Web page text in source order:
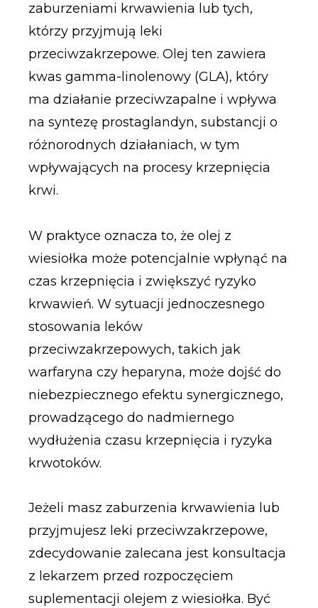
zaburzeniami krwawienia lub tych,
którzy przyjmują leki
przeciwzakrzepowe. Olej ten zawiera
kwas gamma-linolenowy (GLA), który
ma działanie przeciwzapalne i wpływa
na syntezę prostaglandyn, substancji o
różnorodnych działaniach, w tym
wpływających na procesy krzepnięcia
krwi.
W praktyce oznacza to, że olej z
wiesiołka może potencjalnie wpłynąć na
czas krzepnięcia i zwiększyć ryzyko
krwawień. W sytuacji jednoczesnego
stosowania leków
przeciwzakrzepowych, takich jak
warfaryna czy heparyna, może dojść do
niebezpiecznego efektu synergicznego,
prowadzącego do nadmiernego
wydłużenia czasu krzepnięcia i ryzyka
krwotoków.
Jeżeli masz zaburzenia krwawienia lub
przyjmujesz leki przeciwzakrzepowe,
zdecydowanie zalecana jest konsultacja
z lekarzem przed rozpoczęciem
suplementacji olejem z wiesiołka. Być